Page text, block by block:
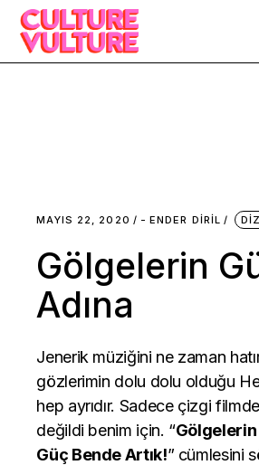
Skip
the
content
MAYIS 22, 2020 - ENDER DIRIL
Gölgelerin
Adına
Jenerik müziğini ne zaman
gözlerimin dolu dolu olduğu
hep ayrıdır. Sadece çizgi
değildi benim için. “Gölgelerin
Güç Bende Artık!” cümlesini